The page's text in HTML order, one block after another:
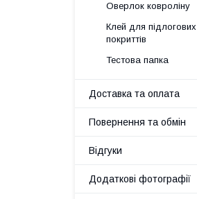
Оверлок ковроліну
Клей для підлогових
покриттів
Тестова папка
Доставка та оплата
Повернення та обмін
Відгуки
Додаткові фотографії